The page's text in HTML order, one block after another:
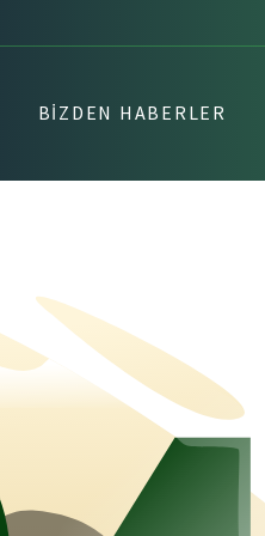
BIZDEN HABERLER